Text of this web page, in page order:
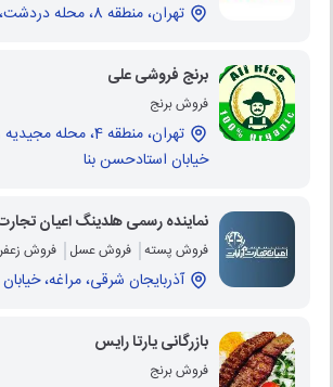
تهران، منطقه 8، محله دردشت، نارمک
برنج فروشی علی
فروش برنج
تهران، منطقه 4،
خیابان استادحسن بنا
نماینده رسمی هلدینگ اعیان
فروش پسته فروش عسل فروش
آذربایجان شرقی، مراغه،
بازرگانی یارتا رایس
فروش برنج